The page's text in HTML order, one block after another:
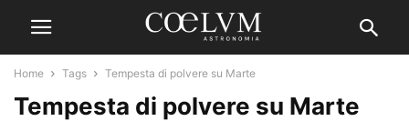
Home Tags Tempesta di polvere su Marte
Tempesta di polvere su Marte